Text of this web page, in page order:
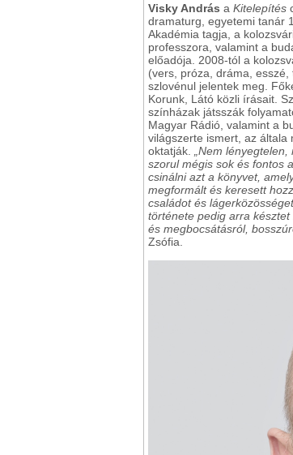
Visky András a Kitelepítés
dramaturg, egyetemi tanár
Akadémia tagja, a
professzora, valamint a
előadója. 2008-tól a
(vers, próza, dráma,
szlovénul jelentek meg.
Korunk, Látó közli írásait.
színházak játsszák
Magyar Rádió, valamint a
világszerte ismert, az általa
oktatják.
„Nem
szorul mégis sok és fontos
csinálni azt a könyvet,
megformált és keresett
családot és
története pedig arra
és megbocsátásról,
Zsófia.